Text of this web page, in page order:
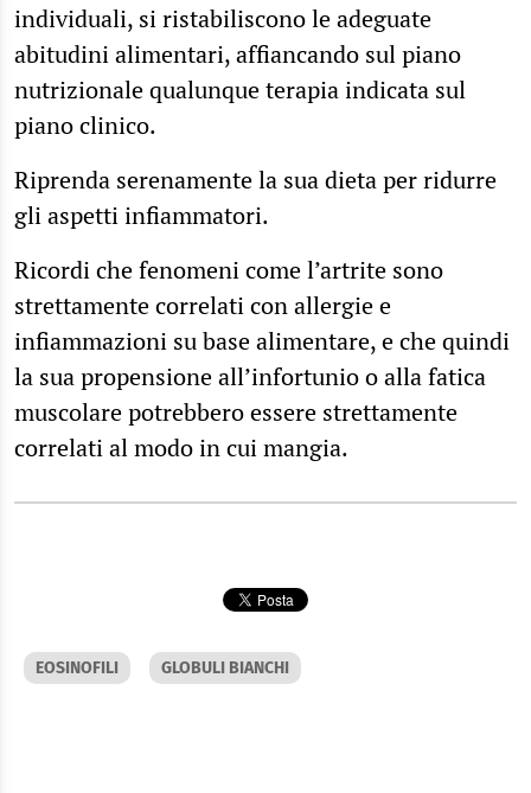
individuali, si ristabiliscono le adeguate
abitudini alimentari, affiancando sul piano
nutrizionale qualunque terapia indicata sul
piano clinico.
Riprenda serenamente la sua dieta per ridurre
gli aspetti infiammatori.
Ricordi che fenomeni come l’artrite sono
strettamente correlati con allergie e
infiammazioni su base alimentare, e che quindi
la sua propensione all’infortunio o alla fatica
muscolare potrebbero essere strettamente
correlati al modo in cui mangia.
EOSINOFILI GLOBULI BIANCHI